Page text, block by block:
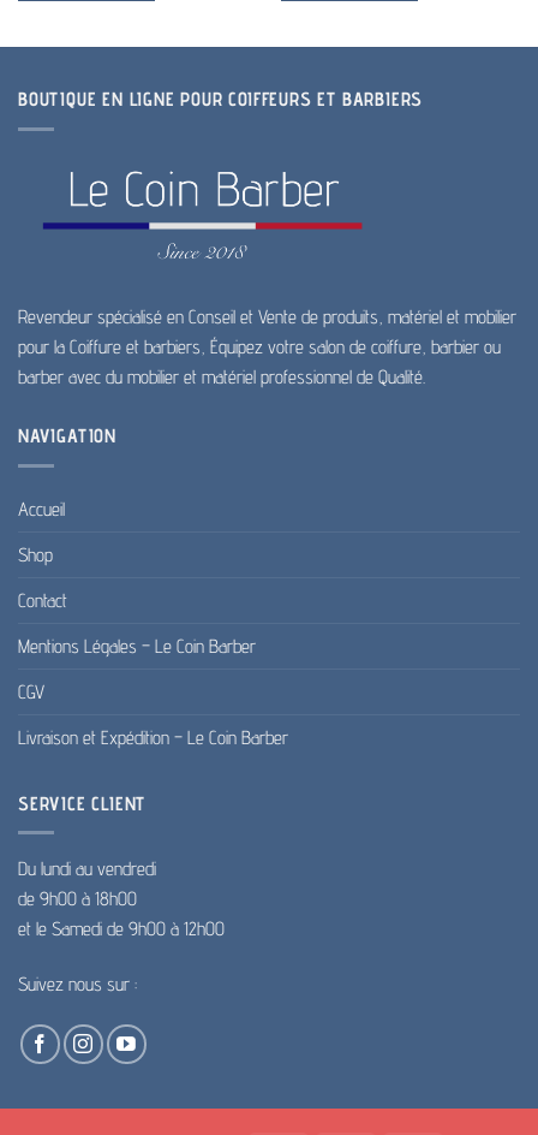
BOUTIQUE EN LIGNE POUR COIFFEURS ET BARBIERS
Revendeur spécialisé en Conseil et Vente de produits, matériel et mobilier
pour la Coiffure et barbiers, Équipez votre salon de coiffure, barbier ou
barber avec du mobilier et matériel professionnel de Qualité.
NAVIGATION
Accueil
Shop
Contact
Mentions Légales – Le Coin Barber
CGV
Livraison et Expédition – Le Coin Barber
SERVICE CLIENT
Du lundi au vendredi
de 9h00 à 18h00
et le Samedi de 9h00 à 12h00
Suivez nous sur :